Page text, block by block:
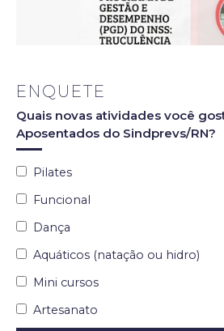
ENQUETE
Quais novas atividades você
Aposentados do Sindprevs/RN?
Pilates
Funcional
Dança
Aquáticos (natação ou hidro)
Mini cursos
Artesanato